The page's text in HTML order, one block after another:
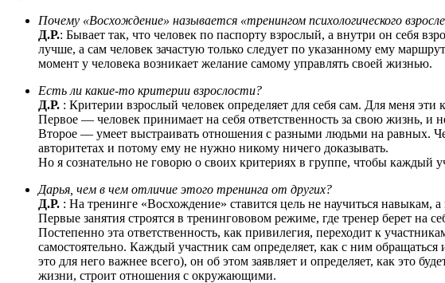
Почему «Восхождение» называется «тренингом психологического
Д.Р.: Бывает так, что человек по паспорту взрослый, а внутри он себя
лучше, а сам человек зачастую только следует по указанному ему
момент у человека возникает желание самому управлять своей жизнью.
Есть ли какие-то критерии взрослости?
Д.Р. : Критерии взрослый человек определяет для себя сам. Для меня
Первое — человек принимает на себя ответственность за свою жизнь, и
Второе — умеет выстраивать отношения с разными людьми на равных.
авторитетах и потому ему не нужно никому ничего доказывать.
Но я сознательно не говорю о своих критериях в группе, чтобы каждый
Дарья, чем в чем отличие этого тренинга от других?
Д.Р. : На тренинге «Восхождение» ставится цель не научиться навыкам, а
Первые занятия строятся в тренингововом режиме, где тренер берет на
Постепенно эта ответственность, как привилегия, переходит к
самостоятельно. Каждый участник сам определяет, как с ним
это для него важнее всего), он об этом заявляет и определяет, как это
жизни, строит отношения с окружающими.